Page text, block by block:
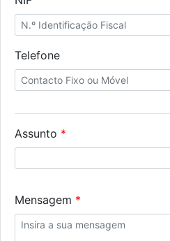
Telefone
Assunto
Mensagem